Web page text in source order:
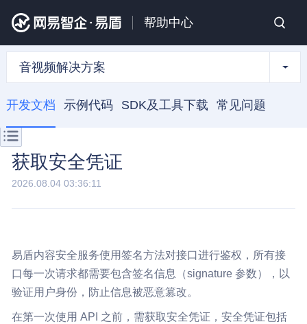
帮助中心
音视频解决方案
开发文档 示例代码 SDK及工具下载 常见问题
获取安全凭证
2026.08.04 03:36:11
易盾内容安全服务使用签名方法对接口进行鉴权，所有接
口每一次请求都需要包含签名信息（signature 参数），以
验证用户身份，防止信息被恶意篡改。
在第一次使用 API 之前，需获取安全凭证，安全凭证包括